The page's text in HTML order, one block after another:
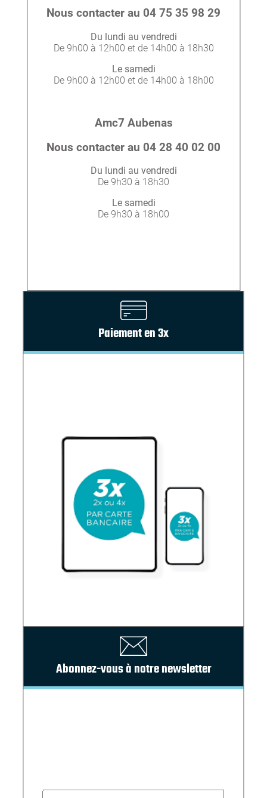
Nous contacter au 04 75 35 98 29
Du lundi au vendredi
De 9h00 à 12h00 et de 14h00 à 18h30
Le samedi
De 9h00 à 12h00 et de 14h00 à 18h00
Amc7 Aubenas
Nous contacter au 04 28 40 02 00
Du lundi au vendredi
De 9h30 à 18h30
Le samedi
De 9h30 à 18h00
Paiement en 3x
Abonnez-vous à notre newsletter